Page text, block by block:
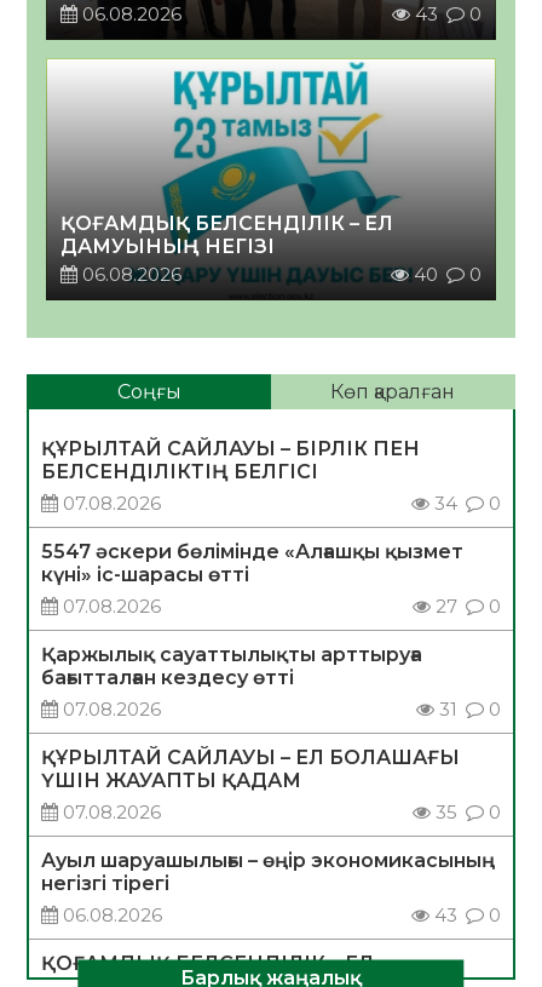
06.08.2026 43 0
ҚОҒАМДЫҚ БЕЛСЕНДІЛІК – ЕЛ
ДАМУЫНЫҢ НЕГІЗІ
06.08.2026
40 0
Соңғы Көп қаралған
ҚҰРЫЛТАЙ САЙЛАУЫ – БІРЛІК ПЕН
БЕЛСЕНДІЛІКТІҢ БЕЛГІСІ
07.08.2026
34 0
5547 әскери бөлімінде «Алғашқы қызмет
күні» іс-шарасы өтті
07.08.2026
27 0
Қаржылық сауаттылықты арттыруға
бағытталған кездесу өтті
07.08.2026
31 0
ҚҰРЫЛТАЙ САЙЛАУЫ – ЕЛ БОЛАШАҒЫ
ҮШІН ЖАУАПТЫ ҚАДАМ
07.08.2026
35 0
Ауыл шаруашылығы – өңір экономикасының
негізгі тірегі
06.08.2026
43 0
ҚОҒАМДЫҚ БЕЛСЕНДІЛІК – ЕЛ
Барлық жаңалық